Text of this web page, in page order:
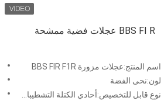
BBS FI R عجلات فضية ممشحة
اسم المنتج:عجلات مزورة BBS FIR F1R
لون:نحى الفضة
نوع قابل للتخصيص:أحادي الكتلة التشطيبات المخصصة